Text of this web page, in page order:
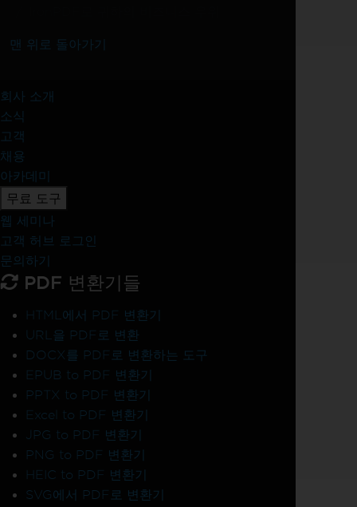
맨 위로 돌아가기
회사 소개
소식
고객
채용
아카데미
무료 도구
웹 세미나
고객 허브 로그인
문의하기
PDF 변환기들
HTML에서 PDF 변환기
URL을 PDF로 변환
DOCX를 PDF로 변환하는 도구
EPUB to PDF 변환기
PPTX to PDF 변환기
Excel to PDF 변환기
JPG to PDF 변환기
PNG to PDF 변환기
HEIC to PDF 변환기
SVG에서 PDF로 변환기